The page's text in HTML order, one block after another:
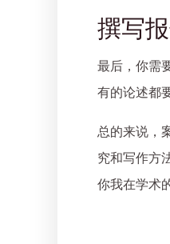
撰写
最后，你需
有的论述都
总的来说，
究和写作方
你我在学术